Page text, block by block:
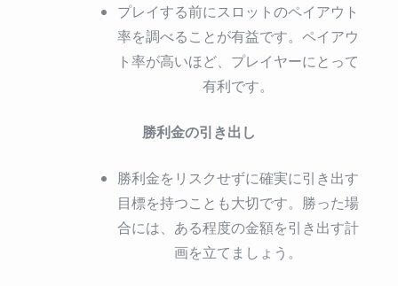
プレイする前にスロットのペイアウト
率を調べることが有益です。ペイアウ
ト率が高いほど、プレイヤーにとって
有利です。
勝利金の引き出し
勝利金をリスクせずに確実に引き出す
目標を持つことも大切です。勝った場
合には、ある程度の金額を引き出す計
画を立てましょう。